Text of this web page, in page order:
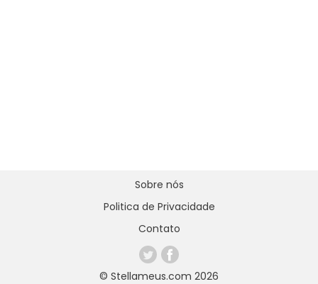
© Stellameus.com 2026
Sobre nós
Politica de Privacidade
Contato